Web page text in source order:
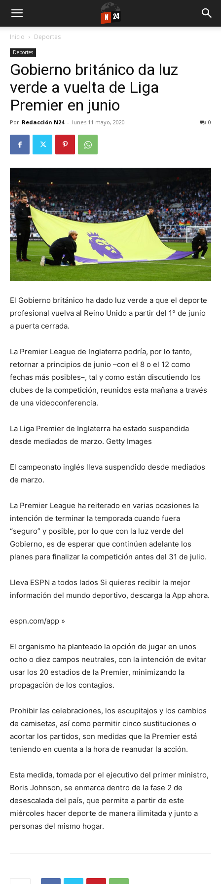
Inicio Deportes
Deportes
Gobierno británico da luz
verde a vuelta de Liga
Premier en junio
Por Redacción N24 - lunes 11 mayo, 2020 0
El Gobierno británico ha dado luz verde a que el deporte
profesional vuelva al Reino Unido a partir del 1° de junio
a puerta cerrada.
La Premier League de Inglaterra podría, por lo tanto,
retornar a principios de junio –con el 8 o el 12 como
fechas más posibles–, tal y como están discutiendo los
clubes de la competición, reunidos esta mañana a través
de una videoconferencia.
La Liga Premier de Inglaterra ha estado suspendida
desde mediados de marzo. Getty Images
El campeonato inglés lleva suspendido desde mediados
de marzo.
La Premier League ha reiterado en varias ocasiones la
intención de terminar la temporada cuando fuera
“seguro” y posible, por lo que con la luz verde del
Gobierno, es de esperar que continúen adelante los
planes para finalizar la competición antes del 31 de julio.
Lleva ESPN a todos lados Si quieres recibir la mejor
información del mundo deportivo, descarga la App ahora.
espn.com/app »
El organismo ha planteado la opción de jugar en unos
ocho o diez campos neutrales, con la intención de evitar
usar los 20 estadios de la Premier, minimizando la
propagación de los contagios.
Prohibir las celebraciones, los escupitajos y los cambios
de camisetas, así como permitir cinco sustituciones o
acortar los partidos, son medidas que la Premier está
teniendo en cuenta a la hora de reanudar la acción.
Esta medida, tomada por el ejecutivo del primer ministro,
Boris Johnson, se enmarca dentro de la fase 2 de
desescalada del país, que permite a partir de este
miércoles hacer deporte de manera ilimitada y junto a
personas del mismo hogar.